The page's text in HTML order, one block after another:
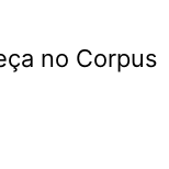
no Corpus